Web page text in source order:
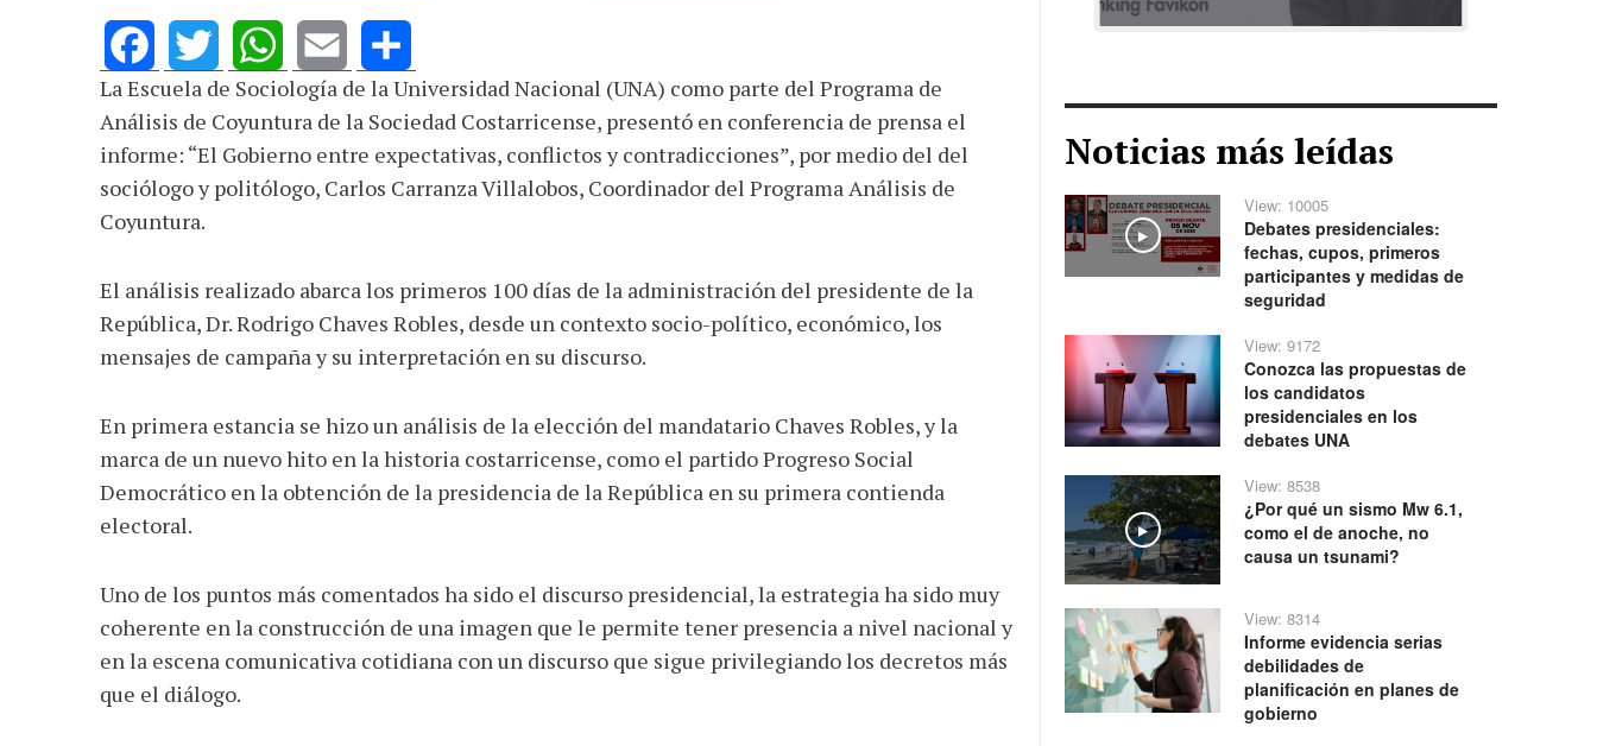
FacebookTwitter WhatsApp
Email Share
La Escuela de Sociología de la Universidad Nacional (UNA) como parte del Programa de
Análisis de Coyuntura de la Sociedad Costarricense, presentó en conferencia de prensa el
informe: “El Gobierno entre expectativas, conflictos y contradicciones”, por medio del del
sociólogo y politólogo, Carlos Carranza Villalobos, Coordinador del Programa Análisis de
Coyuntura.
El análisis realizado abarca los primeros 100 días de la administración del presidente de la
República, Dr. Rodrigo Chaves Robles, desde un contexto socio-político, económico, los
mensajes de campaña y su interpretación en su discurso.
En primera estancia se hizo un análisis de la elección del mandatario Chaves Robles, y la
marca de un nuevo hito en la historia costarricense, como el partido Progreso Social
Democrático en la obtención de la presidencia de la República en su primera contienda
electoral.
Uno de los puntos más comentados ha sido el discurso presidencial, la estrategia ha sido muy
coherente en la construcción de una imagen que le permite tener presencia a nivel nacional y
en la escena comunicativa cotidiana con un discurso que sigue privilegiando los decretos más
que el diálogo.
Noticias más leídas
Play
View: 10005
Debates presidenciales:
fechas, cupos, primeros
participantes y medidas de
seguridad
View: 9172
Conozca las propuestas de
los candidatos
presidenciales en los
debates UNA
Play
View: 8538
¿Por qué un sismo Mw 6.1,
como el de anoche, no
causa un tsunami?
View: 8314
Informe evidencia serias
debilidades de
planificación en planes de
gobierno